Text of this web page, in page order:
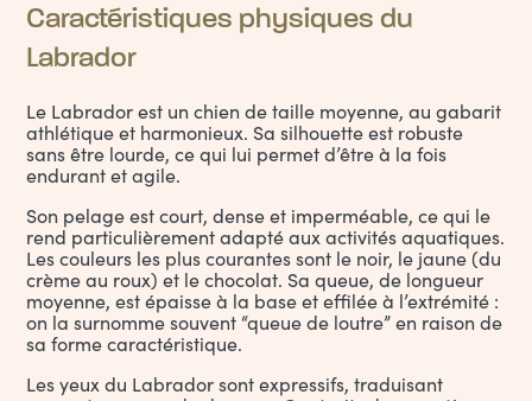
Caractéristiques physiques du
Labrador
Le Labrador est un chien de taille moyenne, au gabarit
athlétique et harmonieux. Sa silhouette est robuste
sans être lourde, ce qui lui permet d’être à la fois
endurant et agile.
Son pelage est court, dense et imperméable, ce qui le
rend particulièrement adapté aux activités aquatiques.
Les couleurs les plus courantes sont le noir, le jaune (du
crème au roux) et le chocolat. Sa queue, de longueur
moyenne, est épaisse à la base et effilée à l’extrémité :
on la surnomme souvent “queue de loutre” en raison de
sa forme caractéristique.
Les yeux du Labrador sont expressifs, traduisant